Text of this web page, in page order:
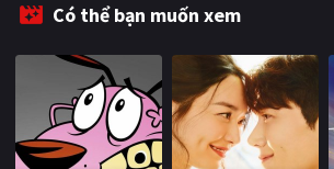
Có thể bạn muốn xem